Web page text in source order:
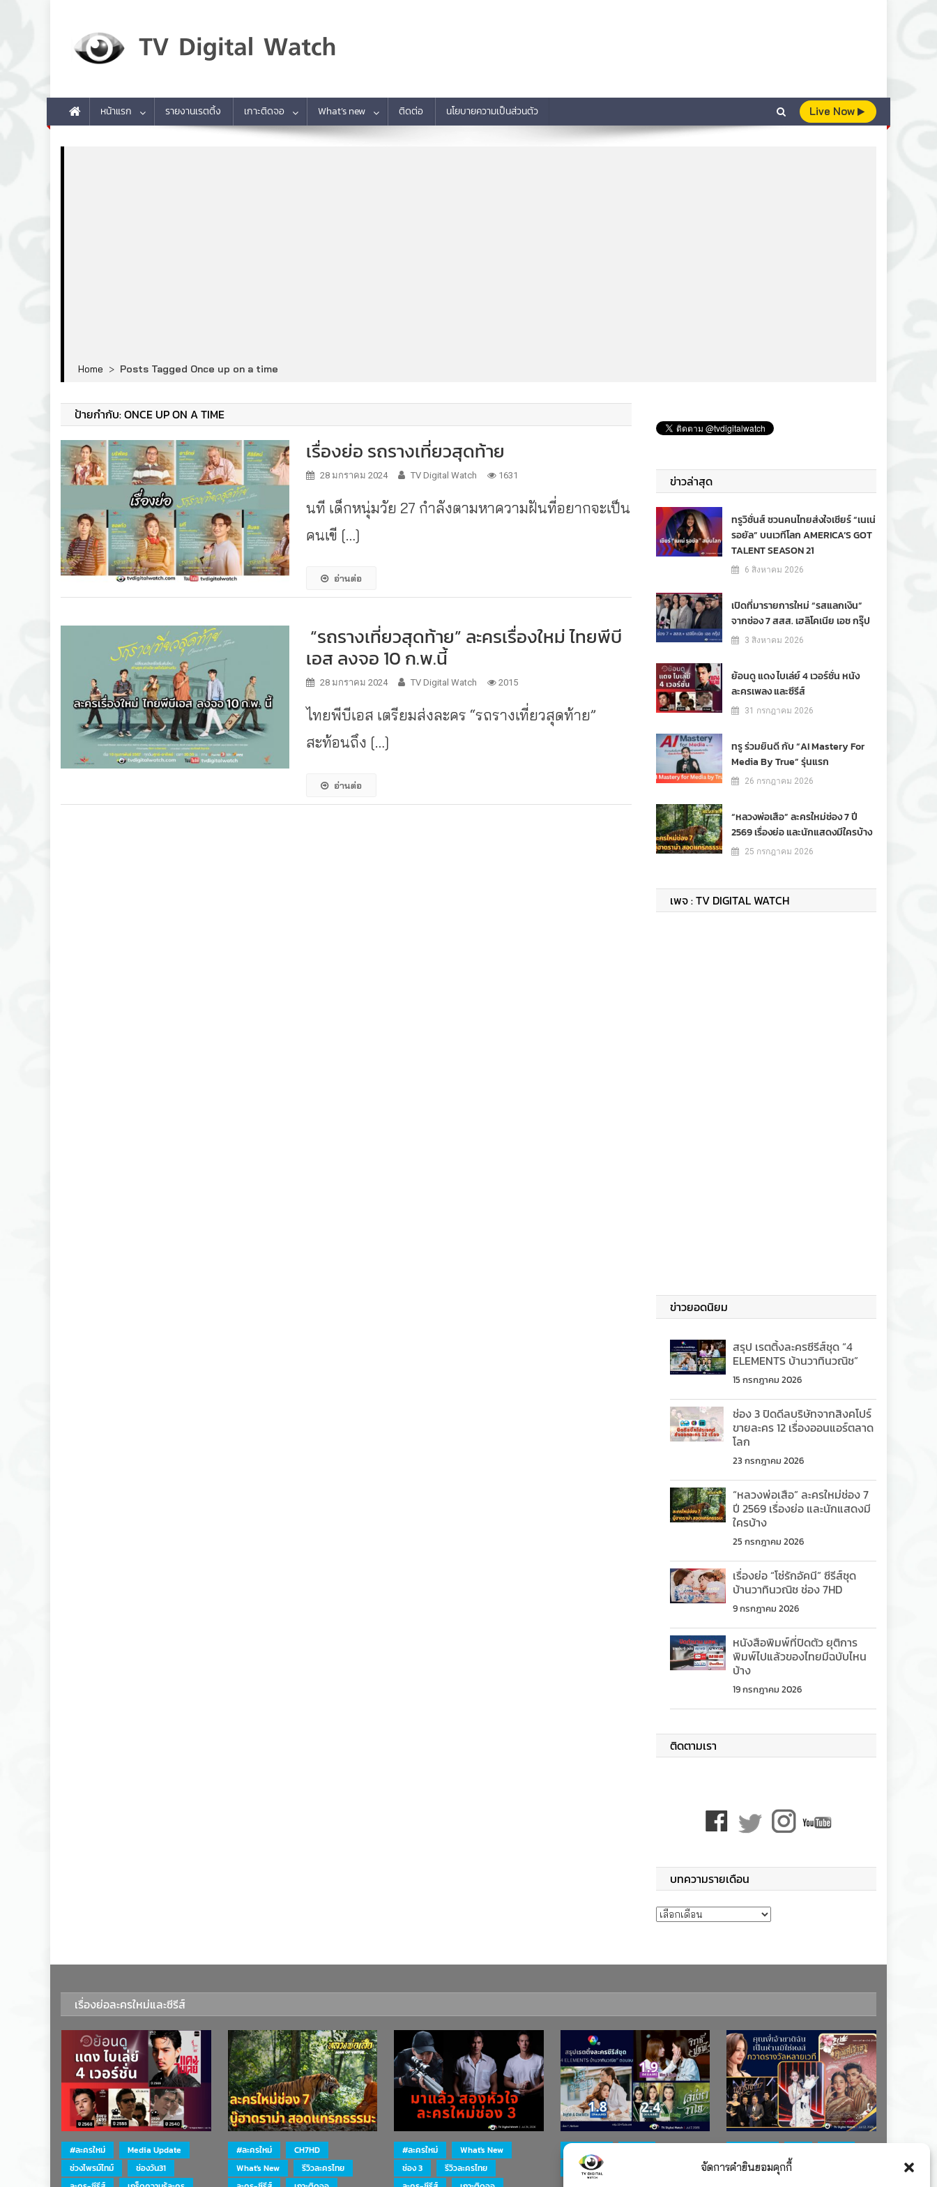
จัดการคำยินยอมคุกกี้
หน้าแรก รายงานเรตติ้ง เกาะติดจอ What’s new ติดต่อ นโยบายความเป็นส่วนตัว Live Now
Home > Posts Tagged Once up on a time
ป้ายกำกับ:ONCE UP ON A TIME
เรื่องย่อ รถรางเที่ยวสุดท้าย
28 มกราคม 2024 TV Digital Watch 1631
นที เด็กหนุ่มวัย 27 กำลังตามหาความฝันที่อยากจะเป็น
คนเขี […]
อ่านต่อ
“รถรางเที่ยวสุดท้าย” ละครเรื่องใหม่ ไทยพีบี
เอส ลงจอ 10 ก.พ.นี้
28 มกราคม 2024 TV Digital Watch 2015
ไทยพีบีเอส เตรียมส่งละคร “รถรางเที่ยวสุดท้าย”
สะท้อนถึง […]
อ่านต่อ
ข่าวล่าสุด
ทรูวิชั่นส์ ชวนคนไทยส่งใจเชียร์ “เนเน่
รอยัล” บนเวทีโลก AMERICA’S GOT
TALENT SEASON 21
6 สิงหาคม 2026
เปิดที่มารายการใหม่ “รสแลกเงิน”
จากช่อง 7 สสส. เฮลิโคเนีย เอช กรุ๊ป
3 สิงหาคม 2026
ย้อนดู แดง ไบเล่ย์ 4 เวอร์ชั่น หนัง
ละครเพลง และซีรีส์
31 กรกฎาคม 2026
ทรู ร่วมยินดี กับ “AI Mastery For
Media By True” รุ่นแรก
26 กรกฎาคม 2026
“หลวงพ่อเสือ” ละครใหม่ช่อง 7 ปี
2569 เรื่องย่อ และนักแสดงมีใครบ้าง
25 กรกฎาคม 2026
เพจ : TV DIGITAL WATCH
ข่าวยอดนิยม
สรุป เรตติ้งละครซีรีส์ชุด “4
ELEMENTS บ้านวาทินวณิช”
15 กรกฎาคม 2026
ช่อง 3 ปิดดีลบริษัทจากสิงคโปร์
ขายละคร 12 เรื่องออนแอร์ตลาด
โลก
23 กรกฎาคม 2026
“หลวงพ่อเสือ” ละครใหม่ช่อง 7
ปี 2569 เรื่องย่อ และนักแสดงมี
ใครบ้าง
25 กรกฎาคม 2026
เรื่องย่อ “โซ่รักอัคนี” ซีรีส์ชุด
บ้านวาทินวณิช ช่อง 7HD
9 กรกฎาคม 2026
หนังสือพิมพ์ที่ปิดตัว ยุติการ
พิมพ์ไปแล้วของไทยมีฉบับไหน
บ้าง
19 กรกฎาคม 2026
ติดตามเรา
บทความรายเดือน
บทความรายเดือน
เรื่องย่อละครใหม่และซีรีส์
#ละครใหม่
Media Update
ช่วงไพรม์ไทม์
ช่องวัน31
#ละครใหม่
CH7HD
What's New
รีวิวละครไทย
#ละครใหม่
What's New
ช่อง 3
รีวิวละครไทย
ละคร-ซีรีส์
รางวัล
ละคร-ซีรีส์